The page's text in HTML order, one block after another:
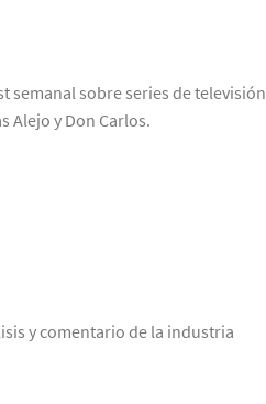
semanal sobre series de televisión
Alejo y Don Carlos.
y comentario de la industria